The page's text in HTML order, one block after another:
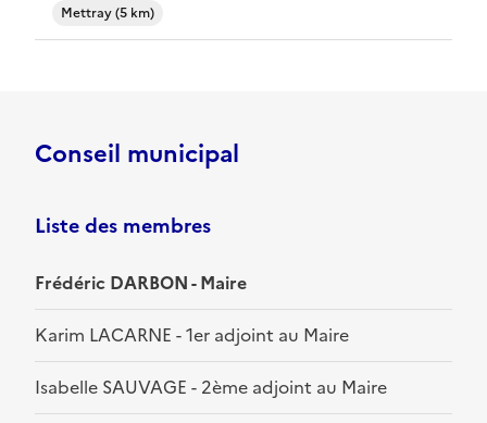
Mettray (5 km)
Conseil municipal
Liste des membres
Frédéric DARBON - Maire
Karim LACARNE - 1er adjoint au Maire
Isabelle SAUVAGE - 2ème adjoint au Maire